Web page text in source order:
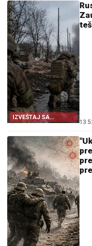
IZVEŠTAJ SA
FRONTA